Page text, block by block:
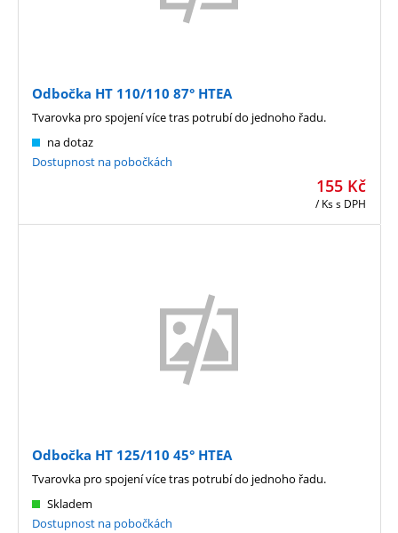
Odbočka HT 110/110 87° HTEA
155 Kč
/ Kss DPH
na dotaz
Dostupnost na pobočkách
Tvarovka pro spojení více tras potrubí do jednoho řadu.
Odbočka HT 125/110 45° HTEA
Skladem
Dostupnost na pobočkách
Tvarovka pro spojení více tras potrubí do jednoho řadu.